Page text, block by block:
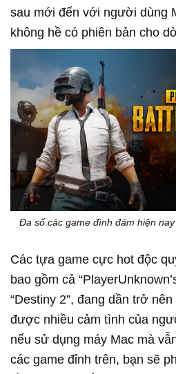
sau mới đến với người dùng
không hề có phiên bản cho
Đa số các game đình đám hiện
Các tựa game cực hot độc
bao gồm cả
“Destiny 2”, đang dần trở
được nhiều cảm tình của
nếu sử dụng máy Mac mà
các game đỉnh trên, bạn sẽ